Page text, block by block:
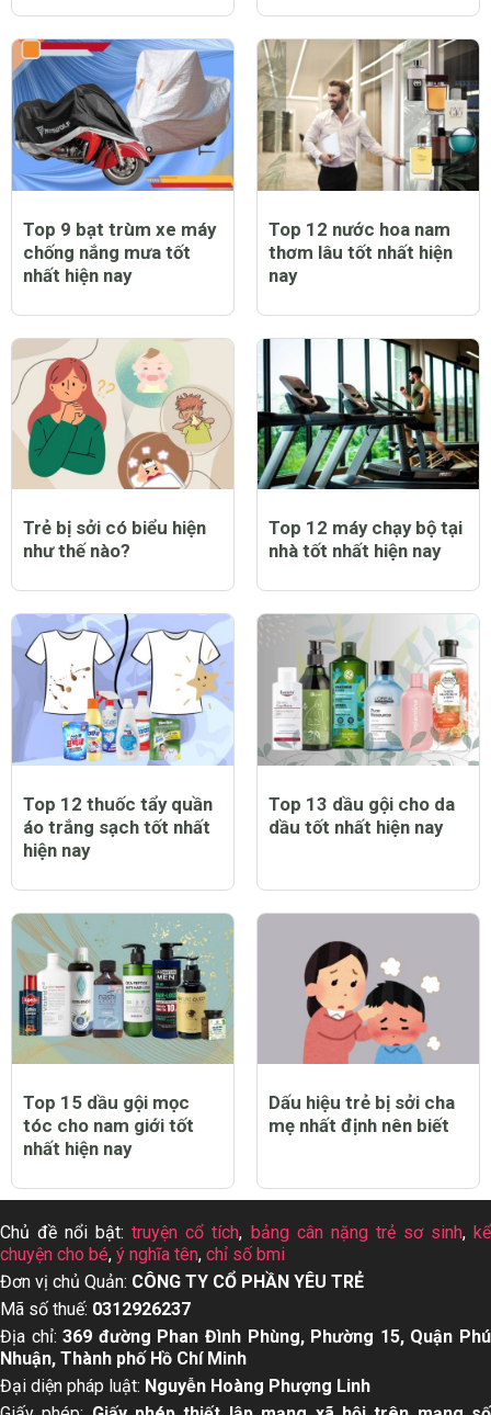
Top 9 bạt trùm xe máy
chống nắng mưa tốt
nhất hiện nay
Top 12 nước hoa nam
thơm lâu tốt nhất hiện
nay
Trẻ bị sởi có biểu hiện
như thế nào?
Top 12 máy chạy bộ tại
nhà tốt nhất hiện nay
Top 12 thuốc tẩy quần
áo trắng sạch tốt nhất
hiện nay
Top 13 dầu gội cho da
dầu tốt nhất hiện nay
Top 15 dầu gội mọc
tóc cho nam giới tốt
nhất hiện nay
Dấu hiệu trẻ bị sởi cha
mẹ nhất định nên biết
Chủ đề nổi bật:truyện cổ tích, bảng cân nặng trẻ sơ sinh,kể
chuyện cho bé, ý nghĩa tên, chỉ số bmi
Đơn vị chủ Quản: CÔNG TY CỔ PHẦN YÊU TRẺ
Mã số thuế: 0312926237
Địa chỉ:369 đường Phan Đình Phùng, Phường 15, Quận Phú
Nhuận, Thành phố Hồ Chí Minh
Đại diện pháp luật: Nguyễn Hoàng Phượng Linh